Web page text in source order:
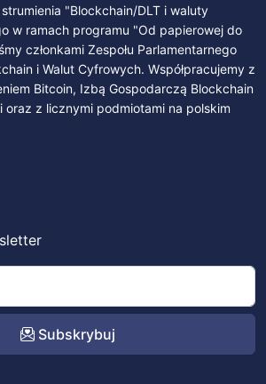
"Blockchain/DLT i waluty
w ramach programu "Od papierowej do
członkami Zespołu Parlamentarnego
i Walut Cyfrowych. Współpracujemy z
Bitcoin, Izbą Gospodarczą Blockchain
oraz z licznymi podmiotami na polskim
Subskrybuj